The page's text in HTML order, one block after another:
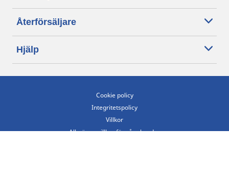
Återförsäljare
Hjälp
Cookie policy
Integritetspolicy
Villkor
Allmänna villkor för våra kunder